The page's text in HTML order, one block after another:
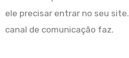
ele precisar entrar no seu
canal de comunicação faz.